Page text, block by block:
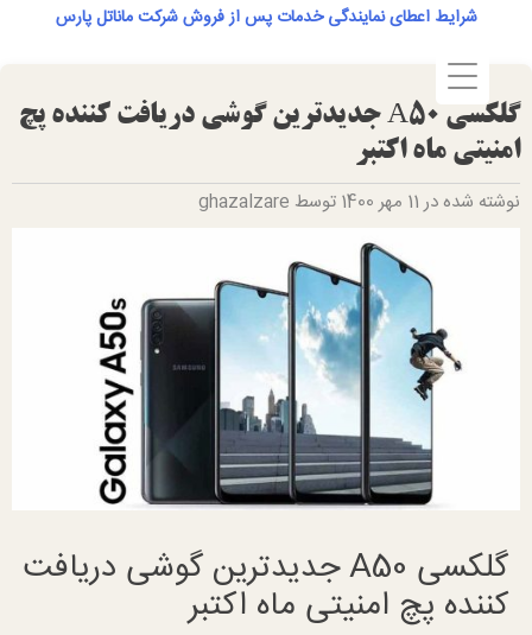
content
شرایط اعطای نمایندگی خدمات پس از فروش شرکت ماناتل پارس
گلکسی A50 جدیدترین گوشی دریافت کننده پچ
امنیتی ماه اکتبر
نوشته شده در 11 مهر 1400 توسط ghazalzare
گلکسی A50 جدیدترین گوشی دریافت
کننده پچ امنیتی ماه اکتبر